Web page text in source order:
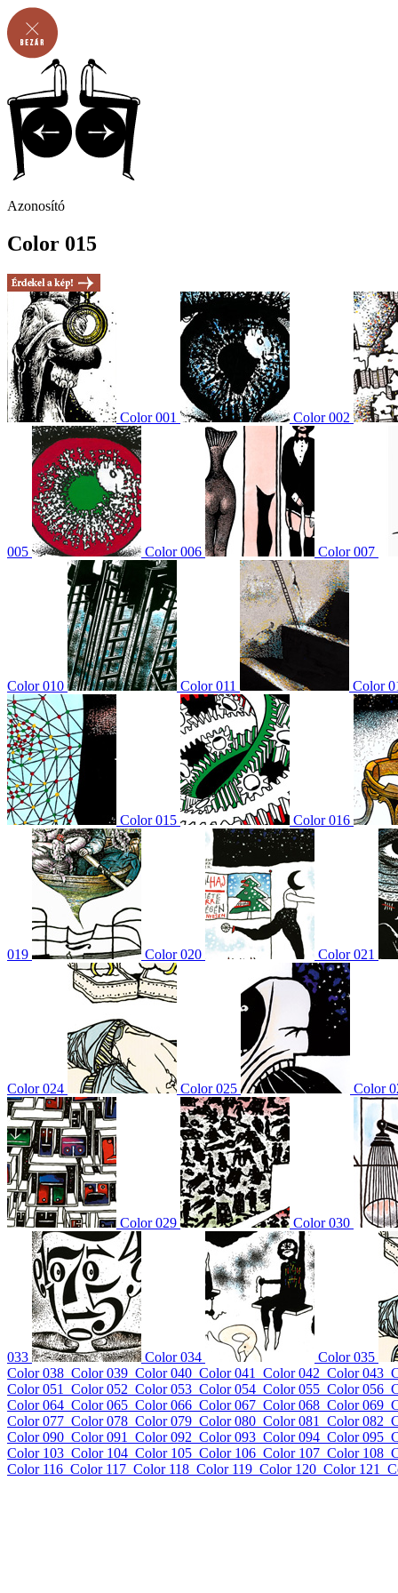
Azonosító
Color 015
Color 001 Color 002
005 Color 006 Color 007
Color 010 Color 011 Color
Color 015 Color 016
019 Color 020 Color 021
Color 024 Color 025 Color
Color 029 Color 030
033 Color 034
Color 035
Color 038 Color 039 Color 040 Color 041 Color 042 Color 043
Color 051
Color 052 Color 053 Color 054 Color 055 Color 056
Color 064 Color 065 Color 066 Color 067 Color 068 Color 069
Color 077 Color 078 Color 079 Color 080 Color 081 Color 082
Color 090 Color 091 Color 092 Color 093 Color 094 Color 095
Color 103 Color 104 Color 105 Color 106 Color 107 Color 108
Color 116 Color 117 Color 118 Color 119 Color 120 Color 121